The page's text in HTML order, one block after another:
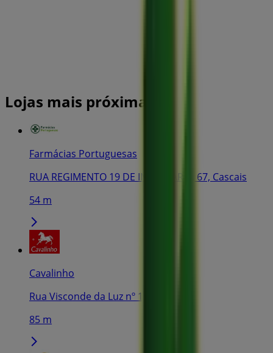
Lojas mais próximas
Farmácias Portuguesas
RUA REGIMENTO 19 DE INFANTARIA, 67, Cascais
54 m
Cavalinho
Rua Visconde da Luz nº 15A, Cascais
85 m